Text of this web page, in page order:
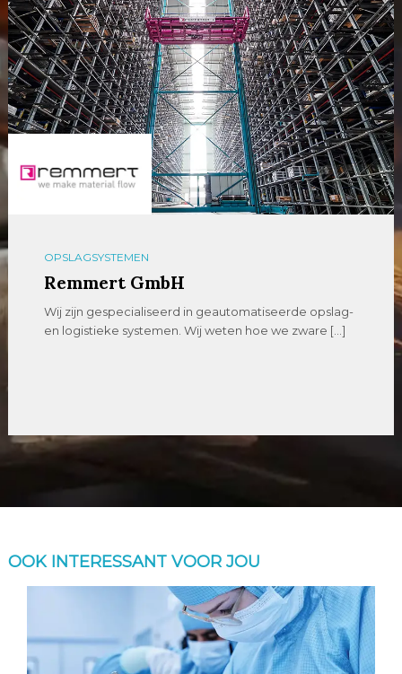
OPSLAGSYSTEMEN
Remmert GmbH
Wij zijn gespecialiseerd in geautomatiseerde opslag-
en logistieke systemen. Wij weten hoe we zware […]
OOK INTERESSANT VOOR JOU